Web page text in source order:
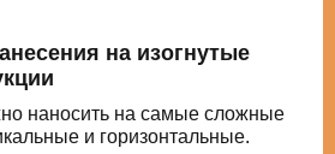
на изогнутые
наносить на самые сложные
и горизонтальные.